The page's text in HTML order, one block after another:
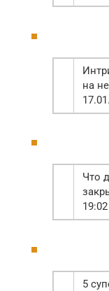
на
Что
19:02
5